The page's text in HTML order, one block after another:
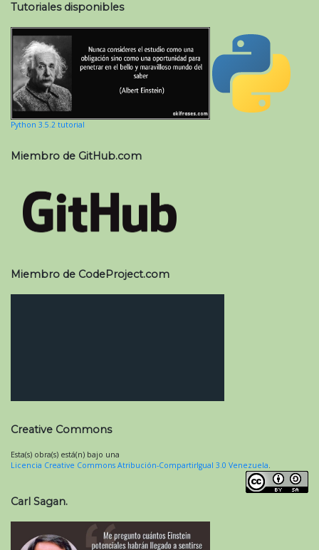
Tutoriales disponibles
Python 3.5.2 tutorial
Miembro de GitHub.com
Miembro de CodeProject.com
Creative Commons
Esta(s) obra(s) está(n) bajo una
Licencia Creative Commons Atribución-CompartirIgual 3.0 Venezuela.
Carl Sagan.